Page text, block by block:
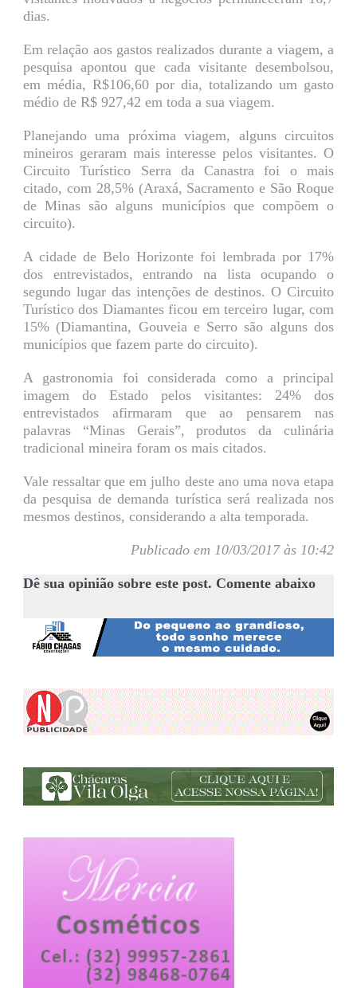
dias.
Em relação aos gastos realizados durante a viagem, a
pesquisa apontou que cada visitante desembolsou,
em média, R$106,60 por dia, totalizando um gasto
médio de R$ 927,42 em toda a sua viagem.
Planejando uma próxima viagem, alguns circuitos
mineiros geraram mais interesse pelos visitantes. O
Circuito Turístico Serra da Canastra foi o mais
citado, com 28,5% (Araxá, Sacramento e São Roque
de Minas são alguns municípios que compõem o
circuito).
A cidade de Belo Horizonte foi lembrada por 17%
dos entrevistados, entrando na lista ocupando o
segundo lugar das intenções de destinos. O Circuito
Turístico dos Diamantes ficou em terceiro lugar, com
15% (Diamantina, Gouveia e Serro são alguns dos
municípios que fazem parte do circuito).
A gastronomia foi considerada como a principal
imagem do Estado pelos visitantes: 24% dos
entrevistados afirmaram que ao pensarem nas
palavras “Minas Gerais”, produtos da culinária
tradicional mineira foram os mais citados.
Vale ressaltar que em julho deste ano uma nova etapa
da pesquisa de demanda turística será realizada nos
mesmos destinos, considerando a alta temporada.
Publicado em 10/03/2017 às 10:42
Dê sua opinião sobre este post. Comente abaixo